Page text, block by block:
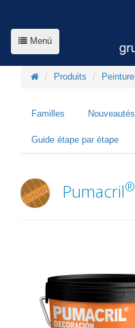
Menú
Produits Peinture
Familles Nouveautés
Guide étape par étape
Pumacril®